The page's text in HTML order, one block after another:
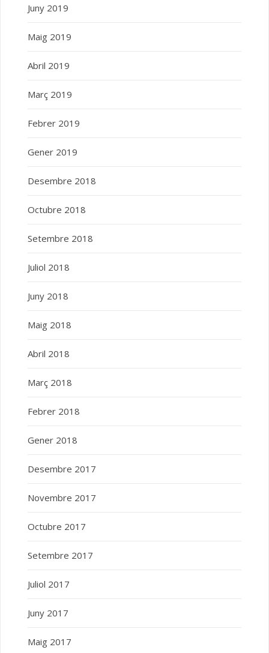
Juny 2019
Maig 2019
Abril 2019
Març 2019
Febrer 2019
Gener 2019
Desembre 2018
Octubre 2018
Setembre 2018
Juliol 2018
Juny 2018
Maig 2018
Abril 2018
Març 2018
Febrer 2018
Gener 2018
Desembre 2017
Novembre 2017
Octubre 2017
Setembre 2017
Juliol 2017
Juny 2017
Maig 2017